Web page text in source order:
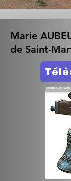
Marie
de Saint-